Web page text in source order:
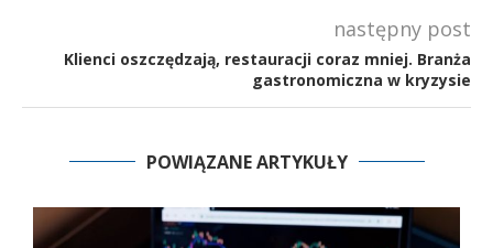
następny post
Klienci oszczędzają, restauracji coraz mniej. Branża
gastronomiczna w kryzysie
POWIĄZANE ARTYKUŁY